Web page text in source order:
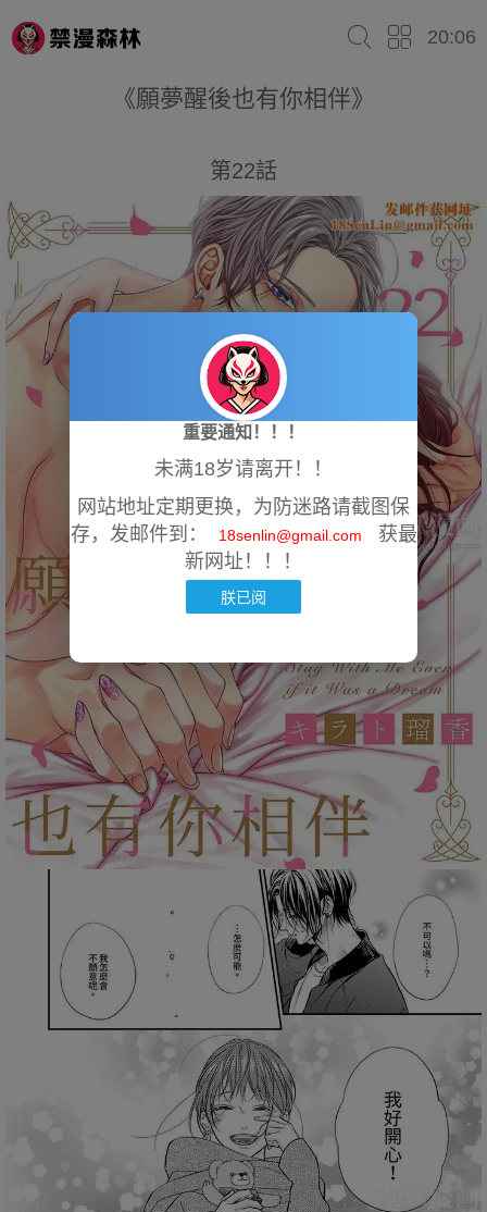
20:06
《願夢醒後也有你相伴》
第22話
重要通知！！！
未满18岁请离开！！
网站地址定期更换，为防迷路请截图保
存，发邮件到：
18senlin@gmail.com
获最
新网址！！！
朕已阅